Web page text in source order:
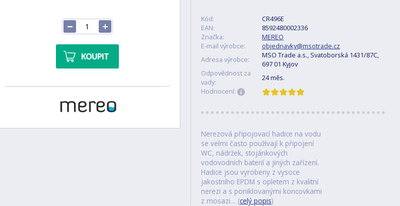
KOUPIT
Kód:
CR496E
EAN:
8592480002336
Značka:
MEREO
E-mail výrobce:
objednavky@msotrade.cz
Adresa výrobce:
MSO Trade a.s., Svatoborská 1431/87C,
697 01 Kyjov
Odpovědnost za
vady:
24 měs.
Hodnocení:
Nerezová připojovací hadice na vodu
se velmi často používají k připojení
WC, nádržek, stojánkových
vodovodních baterií a jiných zařízení.
Hadice jsou vyrobeny z vysoce
jakostního EPDM s opletem z kvalitní
nerezi a s poniklovanými koncovkami
z mosazi… (celý popis)